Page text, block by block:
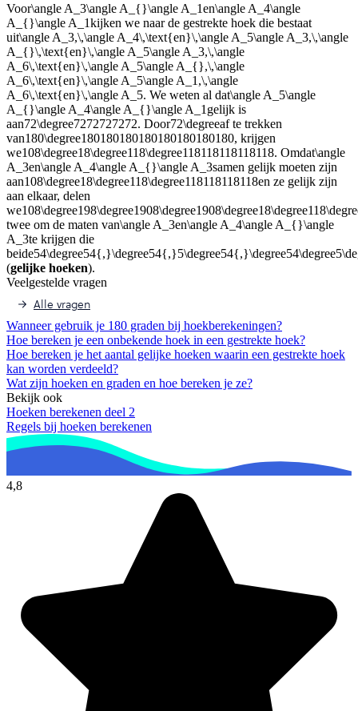
Voor\angle A_3\angle A_{}\angle A_1en\angle A_4\angle
A_{}\angle A_1kijken we naar de gestrekte hoek die bestaat
uit\angle A_3,\,\angle A_4\,\text{en}\,\angle A_5\angle A_3,\,\angle
A_{}\,\text{en}\,\angle A_5\angle A_3,\,\angle
A_6\,\text{en}\,\angle A_5\angle A_{},\,\angle
A_6\,\text{en}\,\angle A_5\angle A_1,\,\angle
A_6\,\text{en}\,\angle A_5. We weten al dat\angle A_5\angle
A_{}\angle A_4\angle A_{}\angle A_1 gelijk is
aan72\degree7272727272. Door72\degreeaf te trekken
van180\degree180180180180180180180180, krijgen
we108\degree18\degree118\degree118118118118118. Omdat\angle
A_3en\angle A_4\angle A_{}\angle A_3samen gelijk moeten zijn
aan108\degree18\degree118\degree118118118118en ze gelijk zijn
aan elkaar, delen
we
twee om de maten van\angle A_3en\angle A_4\angle A_{}\angle
A_3te krijgen die
beide
(gelijke hoeken).
Veelgestelde vragen
Alle vragen
Wanneer gebruik je 180 graden bij hoekberekeningen?
Hoe bereken je een onbekende hoek in een gestrekte hoek?
Hoe bereken je het aantal gelijke hoeken waarin een gestrekte hoek
kan worden verdeeld?
Wat zijn hoeken en graden en hoe bereken je ze?
Bekijk ook
Hoeken berekenen deel 2
Regels bij hoeken berekenen
4,8